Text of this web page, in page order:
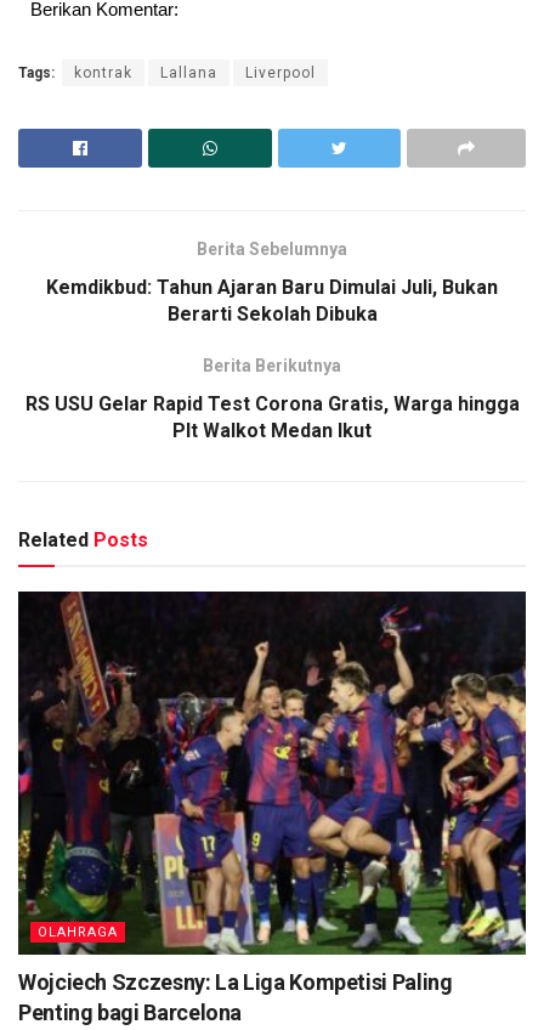
Berikan Komentar:
Tags: kontrak Lallana Liverpool
Berita Sebelumnya
Kemdikbud: Tahun Ajaran Baru Dimulai Juli, Bukan
Berarti Sekolah Dibuka
Berita Berikutnya
RS USU Gelar Rapid Test Corona Gratis, Warga hingga
Plt Walkot Medan Ikut
Related Posts
OLAHRAGA
Wojciech Szczesny: La Liga Kompetisi Paling
Penting bagi Barcelona